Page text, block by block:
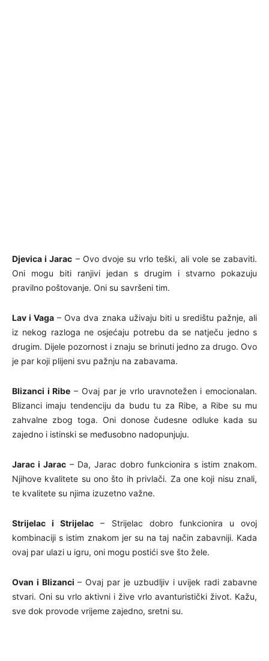
Djevica i Jarac – Ovo dvoje su vrlo teški, ali vole se zabaviti.
Oni mogu biti ranjivi jedan s drugim i stvarno pokazuju
pravilno poštovanje. Oni su savršeni tim.
Lav i Vaga – Ova dva znaka uživaju biti u središtu pažnje, ali
iz nekog razloga ne osjećaju potrebu da se natječu jedno s
drugim. Dijele pozornost i znaju se brinuti jedno za drugo. Ovo
je par koji plijeni svu pažnju na zabavama.
Blizanci i Ribe – Ovaj par je vrlo uravnotežen i emocionalan.
Blizanci imaju tendenciju da budu tu za Ribe, a Ribe su mu
zahvalne zbog toga. Oni donose čudesne odluke kada su
zajedno i istinski se međusobno nadopunjuju.
Jarac i Jarac – Da, Jarac dobro funkcionira s istim znakom.
Njihove kvalitete su ono što ih privlači. Za one koji nisu znali,
te kvalitete su njima izuzetno važne.
Strijelac i Strijelac – Strijelac dobro funkcionira u ovoj
kombinaciji s istim znakom jer su na taj način zabavniji. Kada
ovaj par ulazi u igru, oni mogu postići sve što žele.
Ovan i Blizanci – Ovaj par je uzbudljiv i uvijek radi zabavne
stvari. Oni su vrlo aktivni i žive vrlo avanturistički život. Kažu,
sve dok provode vrijeme zajedno, sretni su.